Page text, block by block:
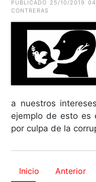
PUBLICADO 25/10/2019
CONTRERAS
a nuestros
ejemplo de esto es
por culpa de la
Inicio Anterior